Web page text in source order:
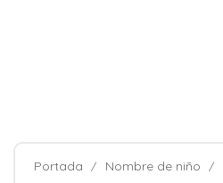
Portada Nombre de niño